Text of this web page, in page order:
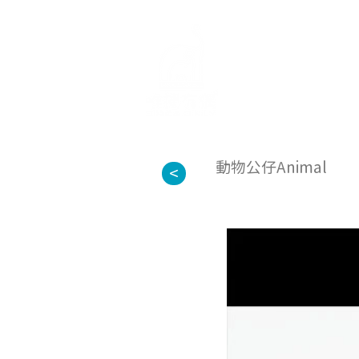
< 動物公仔Animal